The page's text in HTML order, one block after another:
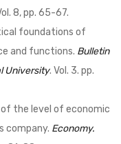
8, pp. 65-67.
foundations of
and functions. Bulletin
University. Vol. 3. pp.
of the level of economic
company. Economy.